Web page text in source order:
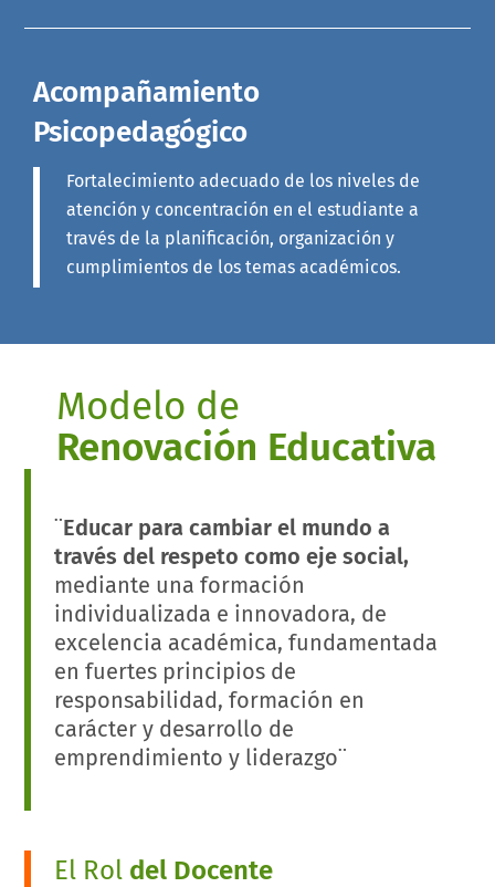
Acompañamiento
Psicopedagógico
Fortalecimiento adecuado de los niveles de
atención y concentración en el estudiante a
través de la planificación, organización y
cumplimientos de los temas académicos.
Modelo de
Renovación Educativa
¨Educar para cambiar el mundo a
través del respeto como eje social,
mediante una formación
individualizada e innovadora, de
excelencia académica, fundamentada
en fuertes principios de
responsabilidad, formación en
carácter y desarrollo de
emprendimiento y liderazgo¨
El Rol del Docente